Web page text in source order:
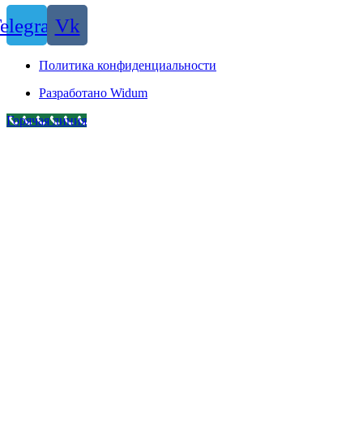
Vk
Политика конфиденциальности
Разработано Widum
Горячая линия